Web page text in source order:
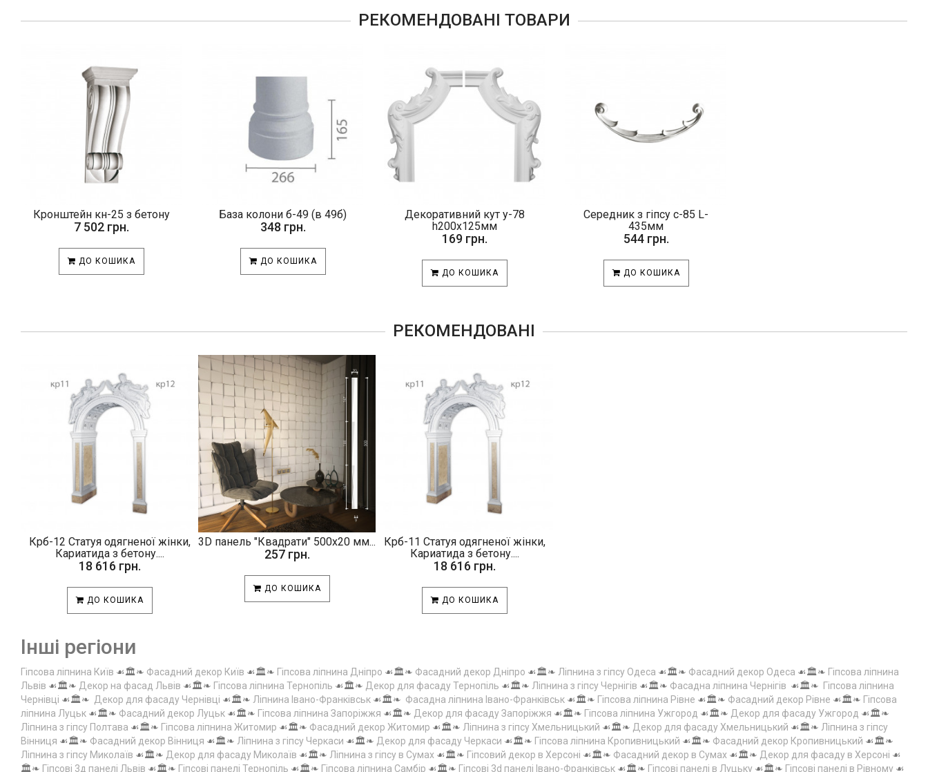
РЕКОМЕНДОВАНІ ТОВАРИ
Кронштейн кн-25 з бетону
7 502 грн.
ДО КОШИКА
База колони б-49 (в 49б)
348 грн.
ДО КОШИКА
Декоративний кут у-78
h200х125мм
169 грн.
ДО КОШИКА
Середник з гіпсу с-85 L-
435мм
544 грн.
ДО КОШИКА
РЕКОМЕНДОВАНІ
Крб-12 Статуя одягненої жінки,
Кариатида з бетону....
18 616 грн.
ДО КОШИКА
3D панель "Квадрати" 500х20 мм...
257 грн.
ДО КОШИКА
Крб-11 Статуя одягненої жінки,
Кариатида з бетону....
18 616 грн.
ДО КОШИКА
Інші регіони
Гіпсова ліпнина Київ ☙🏛️❧ Фасадний декор Київ ☙🏛️❧ Гіпсова ліпнина Дніпро ☙🏛️❧ Фасадний декор Дніпро ☙🏛️❧ Ліпнина з гіпсу Одеса ☙🏛️❧ Фасадний декор Одеса ☙🏛️❧ Гіпсова ліпнина
Львів ☙🏛️❧ Декор на фасад Львів ☙🏛️❧ Гіпсова ліпнина Тернопіль ☙🏛️❧ Декор для фасаду Тернопіль ☙🏛️❧ Ліпнина з гіпсу Чернігів ☙🏛️❧ Фасадна ліпнина Чернігів ☙🏛️❧ Гіпсова ліпнина
Чернівці ☙🏛️❧ Декор для фасаду Чернівці ☙🏛️❧ Ліпнина Івано-Франківськ ☙🏛️❧ Фасадна ліпнина Івано-Франківськ ☙🏛️❧ Гіпсова ліпнина Рівне ☙🏛️❧ Фасадний декор Рівне ☙🏛️❧ Гіпсова
ліпнина Луцьк ☙🏛️❧ Фасадний декор Луцьк ☙🏛️❧ Гіпсова ліпнина Запоріжжя ☙🏛️❧ Декор для фасаду Запоріжжя ☙🏛️❧ Гіпсова ліпнина Ужгород ☙🏛️❧ Декор для фасаду Ужгород ☙🏛️❧
Ліпнина з гіпсу Полтава ☙🏛️❧ Гіпсова ліпнина Житомир ☙🏛️❧ Фасадний декор Житомир ☙🏛️❧ Ліпнина з гіпсу Хмельницький ☙🏛️❧ Декор для фасаду Хмельницький ☙🏛️❧ Ліпнина з гіпсу
Вінниця ☙🏛️❧ Фасадний декор Вінниця ☙🏛️❧ Ліпнина з гіпсу Черкаси ☙🏛️❧ Декор для фасаду Черкаси ☙🏛️❧ Гіпсова ліпнина Кропивницький ☙🏛️❧ Фасадний декор Кропивницький ☙🏛️❧
Ліпнина з гіпсу Миколаїв ☙🏛️❧ Декор для фасаду Миколаїв ☙🏛️❧ Ліпнина з гіпсу в Сумах ☙🏛️❧ Гіпсовий декор в Херсоні ☙🏛️❧ Фасадний декор в Сумах ☙🏛️❧ Декор для фасаду в Херсоні ☙
🏛️❧ Гіпсові 3д панелі Львів ☙🏛️❧ Гіпсові панелі Тернопіль ☙🏛️❧ Гіпсова ліпнина Самбір ☙🏛️❧ Гіпсові 3d панелі Івано-Франківськ ☙🏛️❧ Гіпсові панелі в Луцьку ☙🏛️❧ Гіпсові панелі в Рівному ☙